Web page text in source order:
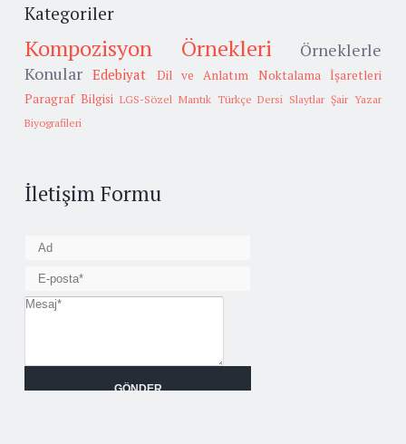
Kategoriler
Kompozisyon Örnekleri
Örneklerle
Konular Edebiyat Dil ve Anlatım
Noktalama İşaretleri
Paragraf Bilgisi LGS-Sözel Mantık Türkçe Dersi Slaytlar Şair Yazar
Biyografileri
İletişim Formu